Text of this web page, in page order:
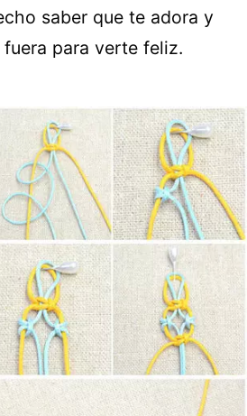
saber que te adora y
para verte feliz.